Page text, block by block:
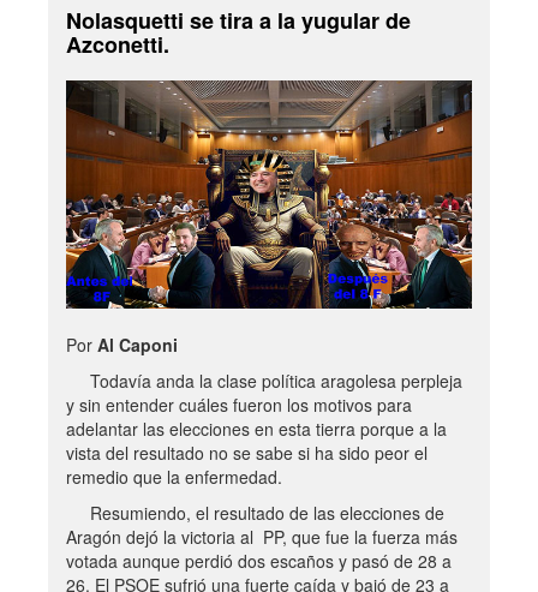
Nolasquetti se tira a la yugular de
Azconetti.
Por Al Caponi
Todavía anda la clase política aragolesa perpleja
y sin entender cuáles fueron los motivos para
adelantar las elecciones en esta tierra porque a la
vista del resultado no se sabe si ha sido peor el
remedio que la enfermedad.
Resumiendo, el resultado de las elecciones de
Aragón dejó la victoria al PP, que fue la fuerza más
votada aunque perdió dos escaños y pasó de 28 a
26. El PSOE sufrió una fuerte caída y bajó de 23 a